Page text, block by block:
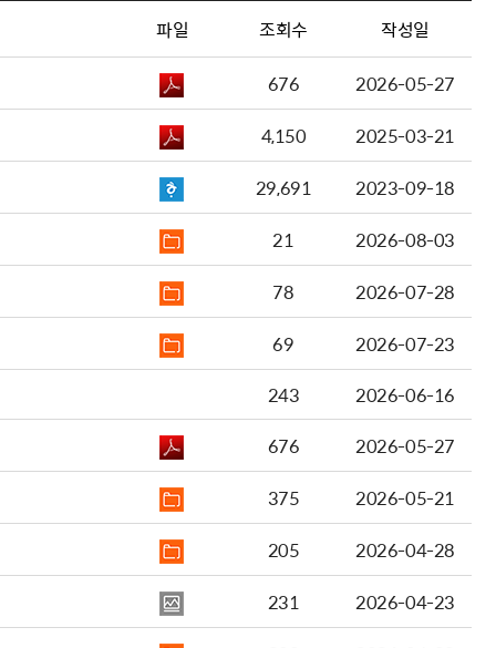
파일 조회수 작성일
676
2026-05-27
4,150
2025-03-21
29,691
2023-09-18
21
2026-08-03
78
2026-07-28
69
2026-07-23
243
2026-06-16
676
2026-05-27
375
2026-05-21
205
2026-04-28
231
2026-04-23